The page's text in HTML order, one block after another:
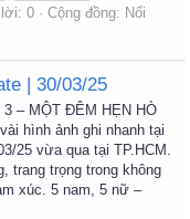
0 Cộng đồng: Nối
| 30/03/25
3 – MỘT ĐÊM HẸN HÒ
hình ảnh ghi nhanh tại
25 vừa qua tại TP.HCM.
trang trọng trong không
xúc. 5 nam, 5 nữ –